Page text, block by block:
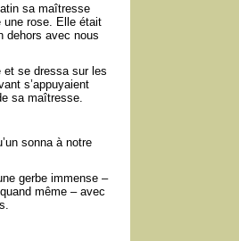
sa maîtresse
rose. Elle était
dehors avec nous
et se dressa sur les
s’appuyaient
sa maîtresse.
sonna à notre
gerbe immense –
même – avec